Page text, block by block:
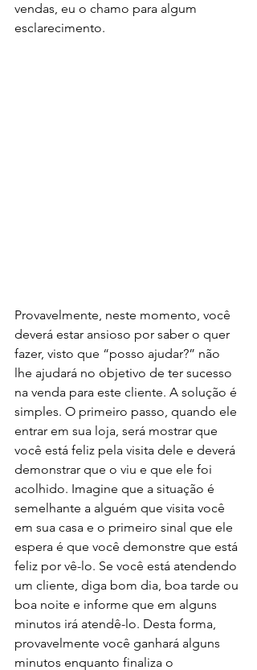
vendas, eu o chamo para algum
esclarecimento.
Provavelmente, neste momento, você
deverá estar ansioso por saber o quer
fazer, visto que “posso ajudar?” não
lhe ajudará no objetivo de ter sucesso
na venda para este cliente. A solução é
simples. O primeiro passo, quando ele
entrar em sua loja, será mostrar que
você está feliz pela visita dele e deverá
demonstrar que o viu e que ele foi
acolhido. Imagine que a situação é
semelhante a alguém que visita você
em sua casa e o primeiro sinal que ele
espera é que você demonstre que está
feliz por vê-lo. Se você está atendendo
um cliente, diga bom dia, boa tarde ou
boa noite e informe que em alguns
minutos irá atendê-lo. Desta forma,
provavelmente você ganhará alguns
minutos enquanto finaliza o